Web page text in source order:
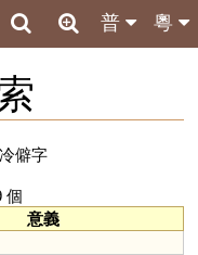
粵
普
冷僻字
個
意義